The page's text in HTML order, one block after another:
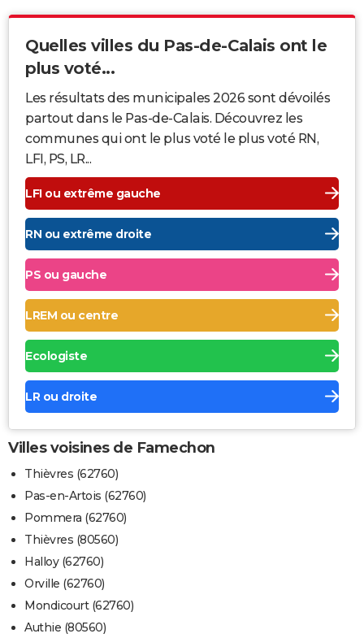
Quelles villes du Pas-de-Calais ont le
plus voté...
Les résultats des municipales 2026 sont dévoilés
partout dans le Pas-de-Calais. Découvrez les
communes qui ont le plus voté le plus voté RN,
LFI, PS, LR...
LFI ou extrême gauche
RN ou extrême droite
PS ou gauche
LREM ou centre
Ecologiste
LR ou droite
Villes voisines de Famechon
Thièvres (62760)
Pas-en-Artois (62760)
Pommera (62760)
Thièvres (80560)
Halloy (62760)
Orville (62760)
Mondicourt (62760)
Authie (80560)